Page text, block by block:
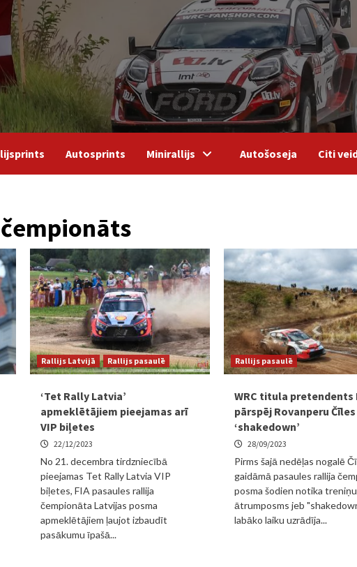
Autosprints Minirallijs Autošoseja Citi
Rallijs Latvijā Rallijs pasaulē
‘Tet Rally Latvia’
apmeklētājiem pieejamas arī
VIP biļetes
22/12/2023
No 21. decembra tirdzniecībā
pieejamas Tet Rally Latvia VIP
biļetes, FIA pasaules rallija
čempionāta Latvijas posma
apmeklētājiem ļaujot izbaudīt
pasākumu īpašā...
Rallijs pasaulē
WRC titula pretendents
pārspēj Rovanperu
‘shakedown’
28/09/2023
Pirms šajā nedēļas nogalē
gaidāmā pasaules rallija
posma šodien notika treniņu
ātrumposms jeb
labāko laiku uzrādīja...